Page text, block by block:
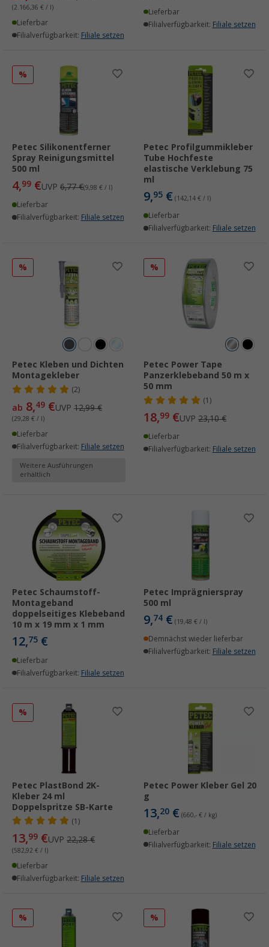
(2.166,36 € / l)
Lieferbar
Filialverfügbarkeit: Filiale setzen
Lieferbar
Filialverfügbarkeit: Filiale setzen
%
Petec Silikonentferner
Spray Reinigungsmittel
500 ml
4,99 €UVP 6,77 €(9,98 € / l)
Lieferbar
Filialverfügbarkeit: Filiale setzen
Petec Profilgummikleber
Tube Hochfeste
elastische Verklebung 75
ml
9,95 € (142,14 € / l)
Lieferbar
Filialverfügbarkeit: Filiale setzen
%
Petec Kleben und Dichten
Montagekleber
(2)
ab 8,49 €UVP 12,99 €
(29,28 € / l)
Lieferbar
Filialverfügbarkeit: Filiale setzen
Weitere Ausführungen
erhältlich
%
Petec Power Tape
Panzerklebeband 50 m x
50 mm
(1)
18,99 €UVP 23,10 €
Lieferbar
Filialverfügbarkeit: Filiale setzen
Petec Schaumstoff-
Montageband
doppelseitiges Klebeband
10 m x 19 mm x 1 mm
12,75 €
Lieferbar
Filialverfügbarkeit: Filiale setzen
Petec Imprägnierspray
500 ml
9,74 € (19,48 € / l)
Demnächst wieder lieferbar
Filialverfügbarkeit: Filiale setzen
%
Petec PlastBond 2K-
Kleber 24 ml
Doppelspritze SB-Karte
(1)
13,99 €UVP 22,28 €
(582,92 € / l)
Lieferbar
Filialverfügbarkeit: Filiale setzen
Petec Power Kleber Gel 20
g
13,20 € (660,- € / kg)
Lieferbar
Filialverfügbarkeit: Filiale setzen
% %